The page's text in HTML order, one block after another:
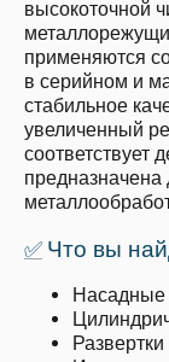
высокоточной
применяются
в серийном и
стабильное
увеличенный
соответствует
✅ Что вы
Насадные